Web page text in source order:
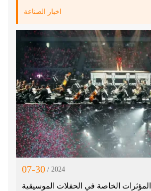
اخبار الصناعة
07-30 / 2024
الخاصة في الحفلات الموسيقية